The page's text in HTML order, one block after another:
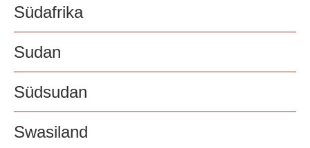
Südafrika
Sudan
Südsudan
Swasiland